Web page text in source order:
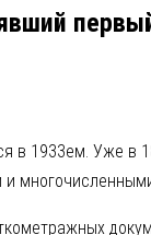
в 1933ем. Уже в